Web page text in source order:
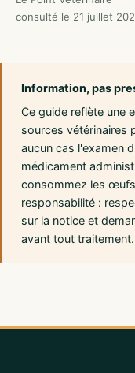
consulté le 21 juillet
Information, pas
Ce guide reflète une
sources vétérinaires
aucun cas l'examen
médicament
consommez les
responsabilité :
sur la notice et
avant tout traitement.